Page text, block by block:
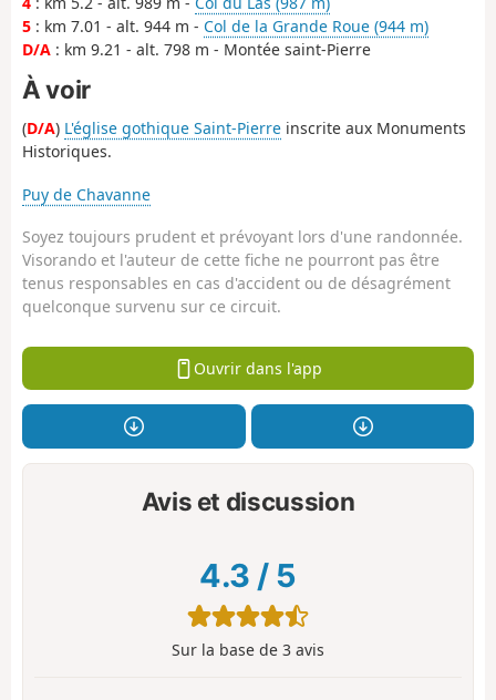
5 : km 7.01 - alt. 944 m - Col de la Grande Roue (944 m)
D/A : km 9.21 - alt. 798 m - Montée saint-Pierre
À voir
(D/A) L'église gothique Saint-Pierre inscrite aux Monuments
Historiques.
Puy de Chavanne
Soyez toujours prudent et prévoyant lors d'une randonnée.
Visorando et l'auteur de cette fiche ne pourront pas être
tenus responsables en cas d'accident ou de désagrément
quelconque survenu sur ce circuit.
Ouvrir dans l'app
Avis et discussion
4.3 / 5
Sur la base de 3 avis